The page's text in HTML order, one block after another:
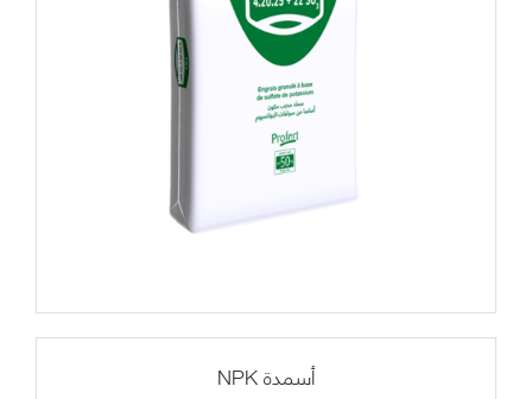
NPK أسمدة